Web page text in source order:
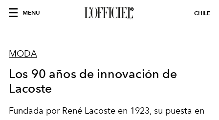
MENU CHILE
MODA
Los 90 años de innovación de
Lacoste
Fundada por René Lacoste en 1923, su puesta en